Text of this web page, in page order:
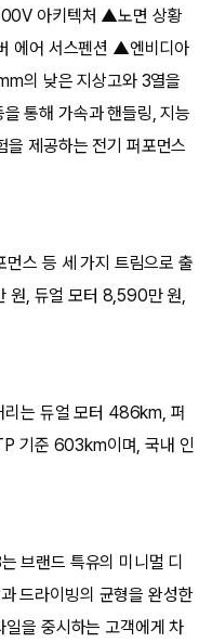
아키텍처 ▲노면 상황
에어 서스펜션 ▲엔비디아
의 낮은 지상고와 3열을
통해 가속과 핸들링, 지능
을 제공하는 전기 퍼포먼스
스 등 세 가지 트림으로 출
원, 듀얼 모터 8,590만 원,
리는 듀얼 모터 486km, 퍼
기준 603km이며, 국내 인
브랜드 특유의 미니멀 디
드라이빙의 균형을 완성한
을 중시하는 고객에게 차